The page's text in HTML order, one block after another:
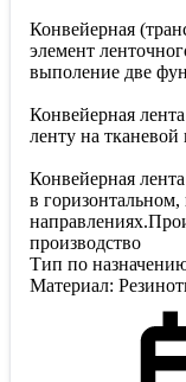
Конвейерная
элемент
выполение две
Конвейерная
ленту на
Конвейерная
в
производство
Тип по
Материал: